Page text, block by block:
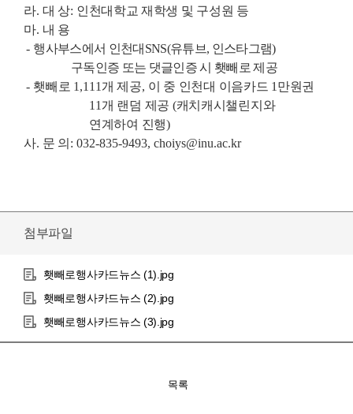
라. 대 상: 인천대학교 재학생 및 구성원 등
마. 내 용
- 행사부스에서 인천대 SNS(유튜브, 인스타그램)
구독인증 또는 댓글인증 시 횃빼로 제공
- 횃빼로 1,111 개 제공, 이 중 인천대 이음카드 1 만원권
11 개 랜덤 제공 (캐치캐시챌린지와
연계하여 진행)
사. 문 의 : 032-835-9493, choiys@inu.ac.kr
첨부파일
횃빼로행사카드뉴스 (1).jpg
횃빼로행사카드뉴스 (2).jpg
횃빼로행사카드뉴스 (3).jpg
목록